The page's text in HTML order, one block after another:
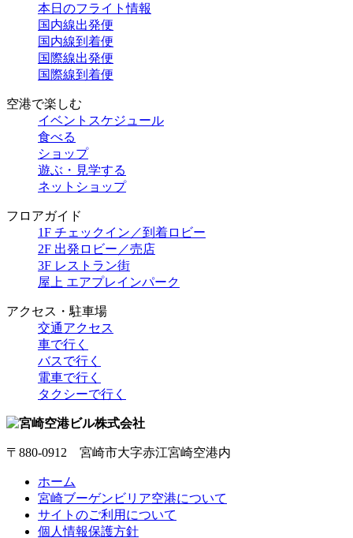
本日のフライト情報
国内線出発便
国内線到着便
国際線出発便
国際線到着便
空港で楽しむ
イベントスケジュール
食べる
ショップ
遊ぶ・見学する
ネットショップ
フロアガイド
1F チェックイン／到着ロビー
2F 出発ロビー／売店
3F レストラン街
屋上 エアプレインパーク
アクセス・駐車場
交通アクセス
車で行く
バスで行く
電車で行く
タクシーで行く
〒880-0912 宮崎市大字赤江宮崎空港内
ホーム
宮崎ブーゲンビリア空港について
サイトのご利用について
個人情報保護方針